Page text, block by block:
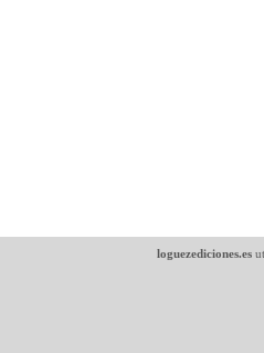
loguezediciones.es